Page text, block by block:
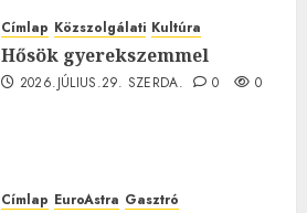
Címlap Közszolgálati Kultúra
Hősök gyerekszemmel
2026.JÚLIUS.29. SZERDA. 0 0
Címlap EuroAstra Gasztró